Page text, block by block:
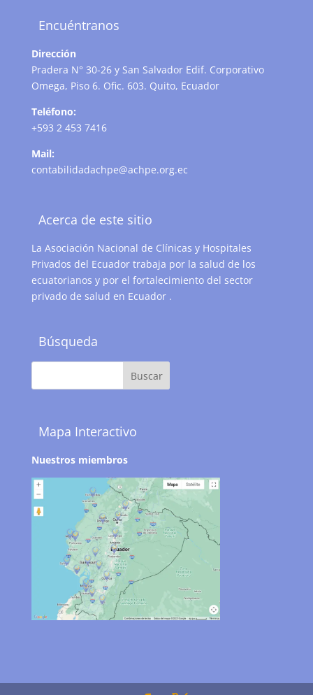
Encuéntranos
Dirección
Pradera N° 30-26 y San Salvador Edif. Corporativo
Omega, Piso 6. Ofic. 603. Quito, Ecuador
Teléfono:
+593 2 453 7416
Mail:
contabilidadachpe@achpe.org.ec
Acerca de este sitio
La Asociación Nacional de Clínicas y Hospitales
Privados del Ecuador trabaja por la salud de los
ecuatorianos y por el fortalecimiento del sector
privado de salud en Ecuador .
Búsqueda
Mapa Interactivo
Nuestros miembros